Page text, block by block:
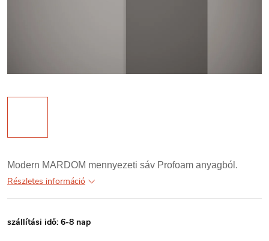
Modern MARDOM mennyezeti sáv Profoam anyagból.
Részletes információ
szállítási idő: 6-8 nap